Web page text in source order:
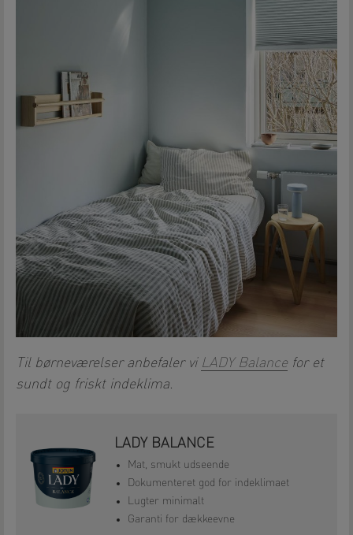
Til børneværelser anbefaler vi LADY Balance for et
sundt og friskt indeklima.
LADY BALANCE
Mat, smukt udseende
Dokumenteret god for indeklimaet
Lugter minimalt
Garanti for dækkeevne